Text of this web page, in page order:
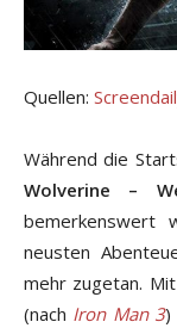
Quellen:
Während die
Wolverine –
neusten
mehr zugetan.
(nach Iron Man 3)